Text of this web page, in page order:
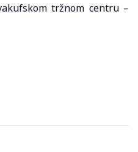
tržnom centru –